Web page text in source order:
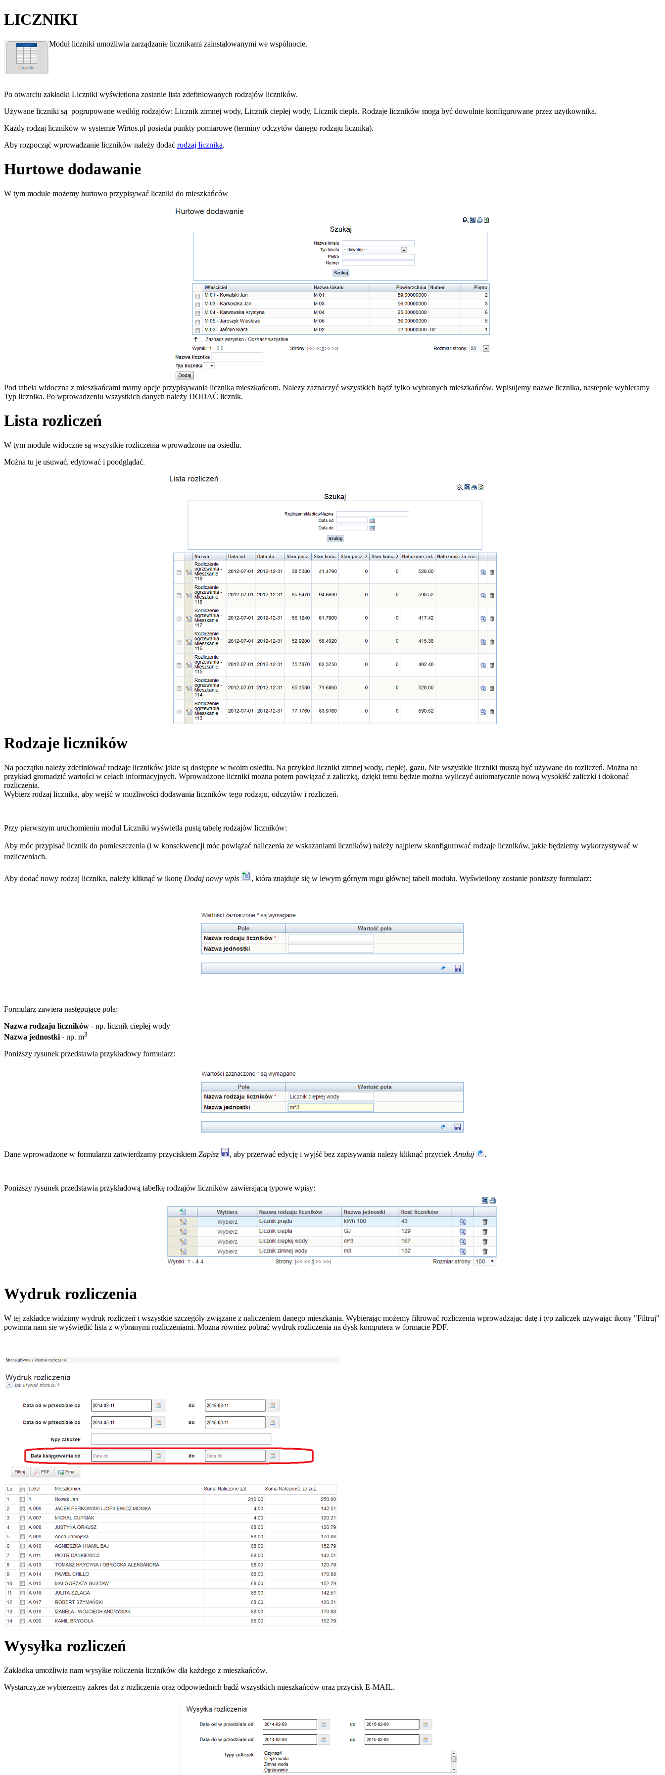
LICZNIKI
Moduł liczniki umożliwia zarządzanie licznikami zainstalowanymi we wspólnocie.
Po otwarciu zakładki Liczniki wyświetlona zostanie lista zdefiniowanych rodzajów liczników.
Używane liczniki są pogrupowane wedłóg rodzajów: Licznik zimnej wody, Licznik ciepłej wody, Licznik ciepła. Rodzaje liczników moga być dowolnie konfigurowane przez użytkownika.
Każdy rodzaj liczników w systemie Wirtos.pl posiada punkty pomiarowe (terminy odczytów danego rodzaju licznika).
Aby rozpocząć wprowadzanie liczników należy dodać rodzaj licznika.
Hurtowe dodawanie
W tym module możemy hurtowo przypisywać liczniki do mieszkańców
Pod tabela widoczna z mieszkańcami mamy opcje przypisywania licznika mieszkańcom. Nalezy zaznaczyć wszystkich bądź tylko wybranych mieszkańców. Wpisujemy nazwe licznika, nastepnie wybieramy
Typ licznika. Po wprowadzeniu wszystkich danych należy DODAĆ licznik.
Lista rozliczeń
W tym module widoczne są wszystkie rozliczenia wprowadzone na osiedlu.
Można tu je usuwać, edytować i poodglądać.
Rodzaje liczników
Na początku należy zdefiniować rodzaje liczników jakie są dostępne w twoim osiedlu. Na przykład liczniki zimnej wody, ciepłej, gazu. Nie wszystkie liczniki muszą być używane do rozliczeń. Można na
przykład gromadzić wartości w celach informacyjnych. Wprowadzone liczniki można potem powiązać z zaliczką, dzięki temu będzie można wyliczyć automatycznie nową wysokiść zaliczki i dokonać
rozliczenia.
Wybierz rodzaj licznika, aby wejść w możliwości dodawania liczników tego rodzaju, odczytów i rozliczeń.
Przy pierwszym uruchomieniu moduł Liczniki wyświetla pustą tabelę rodzajów liczników:
Aby móc przypisać licznik do pomieszczenia (i w konsekwencji móc powiązać naliczenia ze wskazaniami liczników) należy najpierw skonfigurować rodzaje liczników, jakie będziemy wykorzystywać w
rozliczeniach.
Aby dodać nowy rodzaj licznika, należy kliknąć w ikonę Dodaj nowy wpis , która znajduje się w lewym górnym rogu głównej tabeli modułu. Wyświetlony zostanie poniższy formularz:
Formularz zawiera następujące pola:
Nazwa rodzaju liczników - np. licznik ciepłej wody
Nazwa jednostki - np. m3
Poniższy rysunek przedstawia przykładowy formularz:
Dane wprowadzone w formularzu zatwierdzamy przyciskiem Zapisz , aby przerwać edycję i wyjść bez zapisywania należy kliknąć przyciek Anuluj .
Poniższy rysunek przedstawia przykładową tabelkę rodzajów liczników zawierającą typowe wpisy:
Wydruk rozliczenia
W tej zakładce widzimy wydruk rozliczeń i wszystkie szczegóły związane z naliczeniem danego mieszkania. Wybierając możemy filtrować rozliczenia wprowadzając datę i typ zaliczek używając ikony "Filtruj"
powinna nam sie wyświetlić lista z wybranymi rozliczeniami. Można również pobrać wydruk rozliczenia na dysk komputera w formacie PDF.
Wysyłka rozliczeń
Zakładka umożliwia nam wysyłke roliczenia liczników dla każdego z mieszkańców.
Wystarczy,że wybierzemy zakres dat z rozliczenia oraz odpowiednich bądź wszystkich mieszkańców oraz przycisk E-MAIL.